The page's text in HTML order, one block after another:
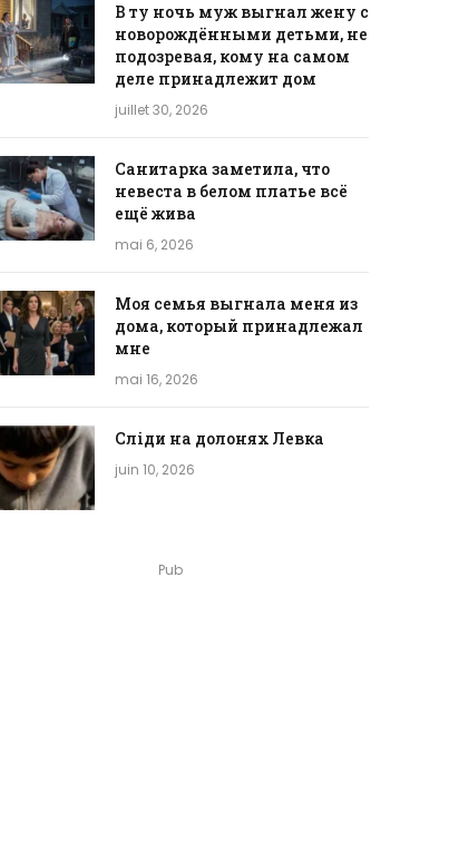
В ту ночь муж выгнал жену с
новорождёнными детьми, не
подозревая, кому на самом
деле принадлежит дом
juillet 30, 2026
Санитарка заметила, что
невеста в белом платье всё
ещё жива
mai 6, 2026
Моя семья выгнала меня из
дома, который принадлежал
мне
mai 16, 2026
Сліди на долонях Левка
juin 10, 2026
Pub